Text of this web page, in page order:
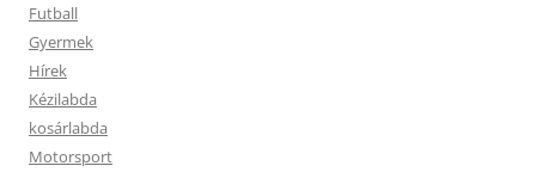
Futball
Gyermek
Hírek
Kézilabda
kosárlabda
Motorsport